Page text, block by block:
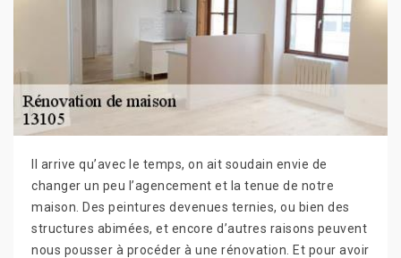
Il arrive qu’avec le temps, on ait soudain envie de
changer un peu l’agencement et la tenue de notre
maison. Des peintures devenues ternies, ou bien des
structures abimées, et encore d’autres raisons peuvent
nous pousser à procéder à une rénovation. Et pour avoir